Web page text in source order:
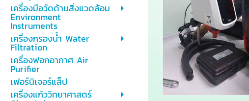
เครื่องมือวัดด้านสิ่งแวดล้อม
Environment
Instruments
เครื่องกรองน้ำ Water
Filtration
เครื่องฟอกอากาศ Air
Purifier
เฟอร์นิเจอร์แล็ป
เครื่องแก้ววิทยาศาสตร์